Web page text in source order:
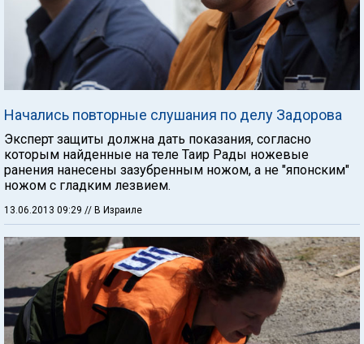
Начались повторные слушания по делу Задорова
Эксперт защиты должна дать показания, согласно
которым найденные на теле Таир Рады ножевые
ранения нанесены зазубренным ножом, а не "японским"
ножом с гладким лезвием.
13.06.2013 09:29 // В Израиле